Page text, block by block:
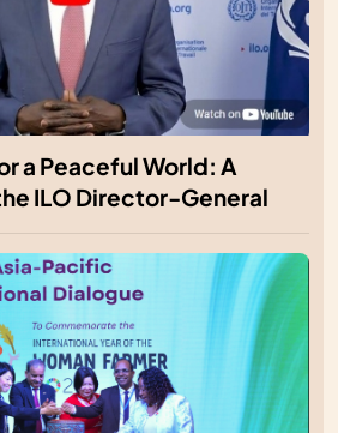
a Peaceful World: A
ILO Director-General